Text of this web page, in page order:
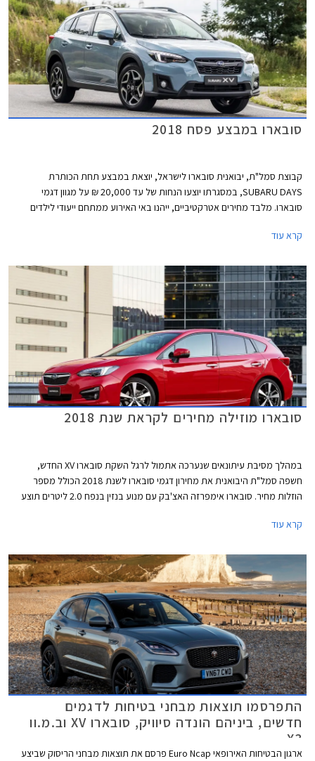
סובארו במבצע פסח 2018
קבוצת סמל"ת, יבואנית סובארו לישראל, יוצאת במבצע תחת הכותרת
SUBARU DAYS, במסגרתו יוצעו הנחות של עד 20,000 ₪ על מגוון דגמי
סובארו. מלבד מחירים אטרקטיביים, ייהנו באי האירוע ממתחם ייעודי לילדים
קרא עוד
סובארו מוזילה מחירים לקראת שנת 2018
במהלך מסיבת עיתונאים שנערכה אתמול לרגל השקת סובארו XV החדש,
חשפה סמל"ת היבואנית את מחירון דגמי סובארו לשנת 2018 הכולל מספר
הוזלות מחיר. סובארו אימפרזה האצ'בק עם מנוע בנזין בנפח 2.0 ליטרים תוצע
קרא עוד
התפרסמו תוצאות מבחני בטיחות לדגמים
חדשים, ביניהם הונדה סיוויק, סובארו XV וב.מ.וו
X3
ארגון הבטיחות האירופאי Euro Ncap פרסם את תוצאות מבחני הריסוק שביצע